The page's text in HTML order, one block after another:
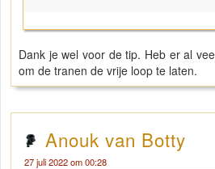
Dank je wel voor de tip. Heb er al
om de tranen de vrije loop te laten.
Anouk van Botty
27 juli 2022 om 00:28